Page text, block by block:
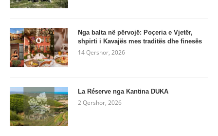
Nga balta në përvojë: Poçeria e Vjetër,
shpirti i Kavajës mes traditës dhe finesës
14 Qershor, 2026
La Réserve nga Kantina DUKA
2 Qershor, 2026